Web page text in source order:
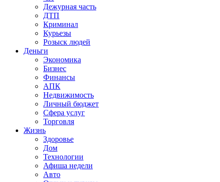
Дежурная часть
ДТП
Криминал
Курьезы
Розыск людей
Деньги
Экономика
Бизнес
Финансы
АПК
Недвижимость
Личный бюджет
Сфера услуг
Торговля
Жизнь
Здоровье
Дом
Технологии
Афиша недели
Авто